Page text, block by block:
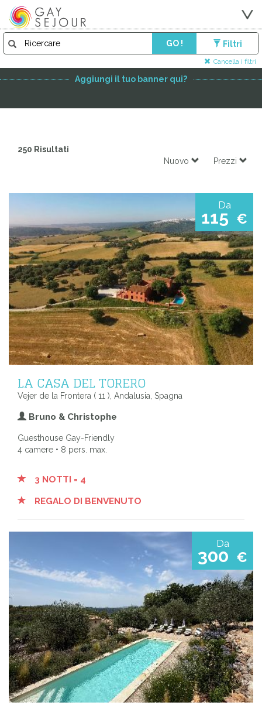
GO ! Filtri
Cancella i filtri
Aggiungi il tuo banner qui?
250 Risultati
Nuovo
Prezzi
Da
115 €
LA CASA DEL TORERO
Vejer de la Frontera ( 11 ), Andalusia, Spagna
Bruno & Christophe
Guesthouse Gay-Friendly
4 camere • 8 pers. max.
3 NOTTI = 4
REGALO DI BENVENUTO
Da
300 €